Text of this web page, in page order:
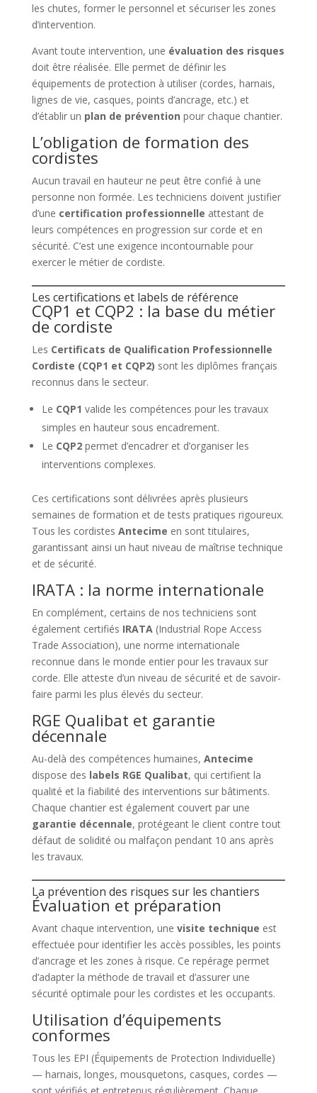
les chutes, former le personnel et sécuriser les zones
d’intervention.
Avant toute intervention, une évaluation des risques
doit être réalisée. Elle permet de définir les
équipements de protection à utiliser (cordes, harnais,
lignes de vie, casques, points d’ancrage, etc.) et
d’établir un plan de prévention pour chaque chantier.
L’obligation de formation des
cordistes
Aucun travail en hauteur ne peut être confié à une
personne non formée. Les techniciens doivent justifier
d’une certification professionnelle attestant de
leurs compétences en progression sur corde et en
sécurité. C’est une exigence incontournable pour
exercer le métier de cordiste.
Les certifications et labels de référence
CQP1 et CQP2 : la base du métier
de cordiste
Les Certificats de Qualification Professionnelle
Cordiste (CQP1 et CQP2) sont les diplômes français
reconnus dans le secteur.
Le CQP1 valide les compétences pour les travaux
simples en hauteur sous encadrement.
Le CQP2permet d’encadrer et d’organiser les
interventions complexes.
Ces certifications sont délivrées après plusieurs
semaines de formation et de tests pratiques rigoureux.
Tous les cordistes Antecime en sont titulaires,
garantissant ainsi un haut niveau de maîtrise technique
et de sécurité.
IRATA : la norme internationale
En complément, certains de nos techniciens sont
également certifiés IRATA (Industrial Rope Access
Trade Association), une norme internationale
reconnue dans le monde entier pour les travaux sur
corde. Elle atteste d’un niveau de sécurité et de savoir-
faire parmi les plus élevés du secteur.
RGE Qualibat et garantie
décennale
Au-delà des compétences humaines, Antecime
dispose des labels RGE Qualibat, qui certifient la
qualité et la fiabilité des interventions sur bâtiments.
Chaque chantier est également couvert par une
garantie décennale, protégeant le client contre tout
défaut de solidité ou malfaçon pendant 10 ans après
les travaux.
La prévention des risques sur les chantiers
Évaluation et préparation
Avant chaque intervention, une visite technique est
effectuée pour identifier les accès possibles, les points
d’ancrage et les zones à risque. Ce repérage permet
d’adapter la méthode de travail et d’assurer une
sécurité optimale pour les cordistes et les occupants.
Utilisation d’équipements
conformes
Tous les EPI (Équipements de Protection Individuelle)
— harnais, longes, mousquetons, casques, cordes —
sont vérifiés et entretenus régulièrement. Chaque